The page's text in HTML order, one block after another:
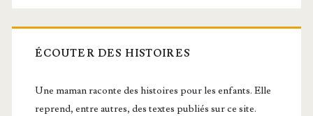
ÉCOUTER DES HISTOIRES
Une maman raconte des histoires pour les enfants. Elle
reprend, entre autres, des textes publiés sur ce site.